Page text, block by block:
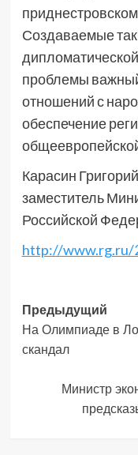
Создаваемые
проблемы
отношений с
обеспечение
Карасин
заместитель
Российской
http://www.rg.ru/
Навигация
записи
Предыдущий
На Олимпиаде в
скандал
Министр